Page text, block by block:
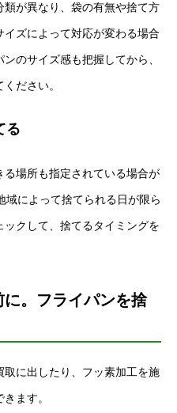
が異なり、袋の有無や捨て方
ズによって対応が変わる場合
のサイズ感も把握してから、
ださい。
る
場所も指定されている場合が
域によって捨てられる日が限ら
クして、捨てるタイミングを
。フライパンを捨
に出したり、フッ素加工を施
ます。